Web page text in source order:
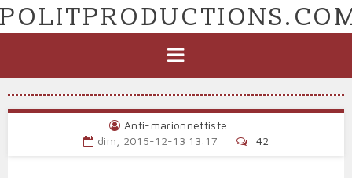
PRINCIPALE
Anti-marionnettiste
dim, 2015-12-13 13:17
42